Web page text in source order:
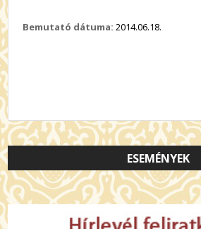
Bemutató dátuma: 2014.06.18.
ESEMÉNYEK